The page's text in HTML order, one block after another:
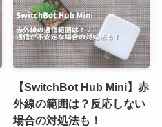
【SwitchBot Hub Mini】赤
外線の範囲は？反応しない
場合の対処法も！